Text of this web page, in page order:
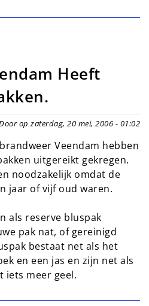
Heeft
op zaterdag, 20 mei, 2006 - 01:02
Veendam hebben
uitgereikt gekregen.
noodzakelijk omdat de
jaar of vijf oud waren.
als reserve bluspak
pak nat, of gereinigd
bestaat net als het
en een jas en zijn net als
iets meer geel.